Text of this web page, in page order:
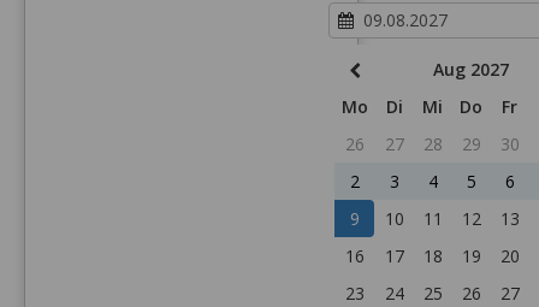
Aug 2027
Mo
Di Mi Do Fr
26
27 28 29 30
2
3 4 5
6
9
10 11 12 13
16
17 18 19 20
23
24 25 26 27